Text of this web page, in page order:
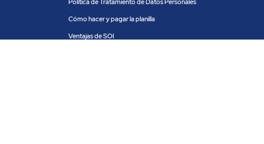
Política de Tratamiento de Datos Personales
Cómo hacer y pagar la planilla
Ventajas de SOI